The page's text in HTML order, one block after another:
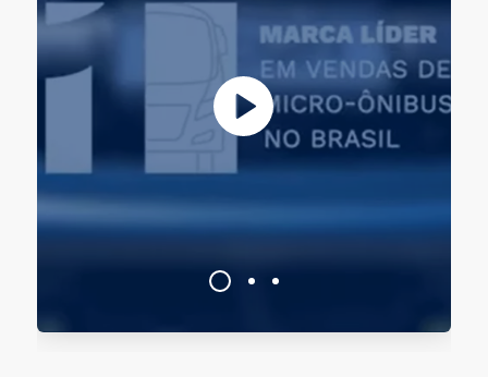
mais que 30 passageiros e motorista